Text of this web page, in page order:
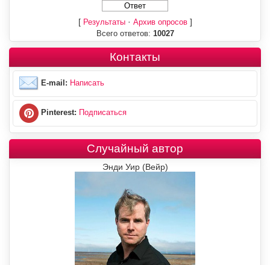
[ Результаты· Архив опросов]
Всего ответов: 10027
Контакты
E-mail: Написать
Pinterest: Подписаться
Случайный автор
Энди Уир (Вейр)